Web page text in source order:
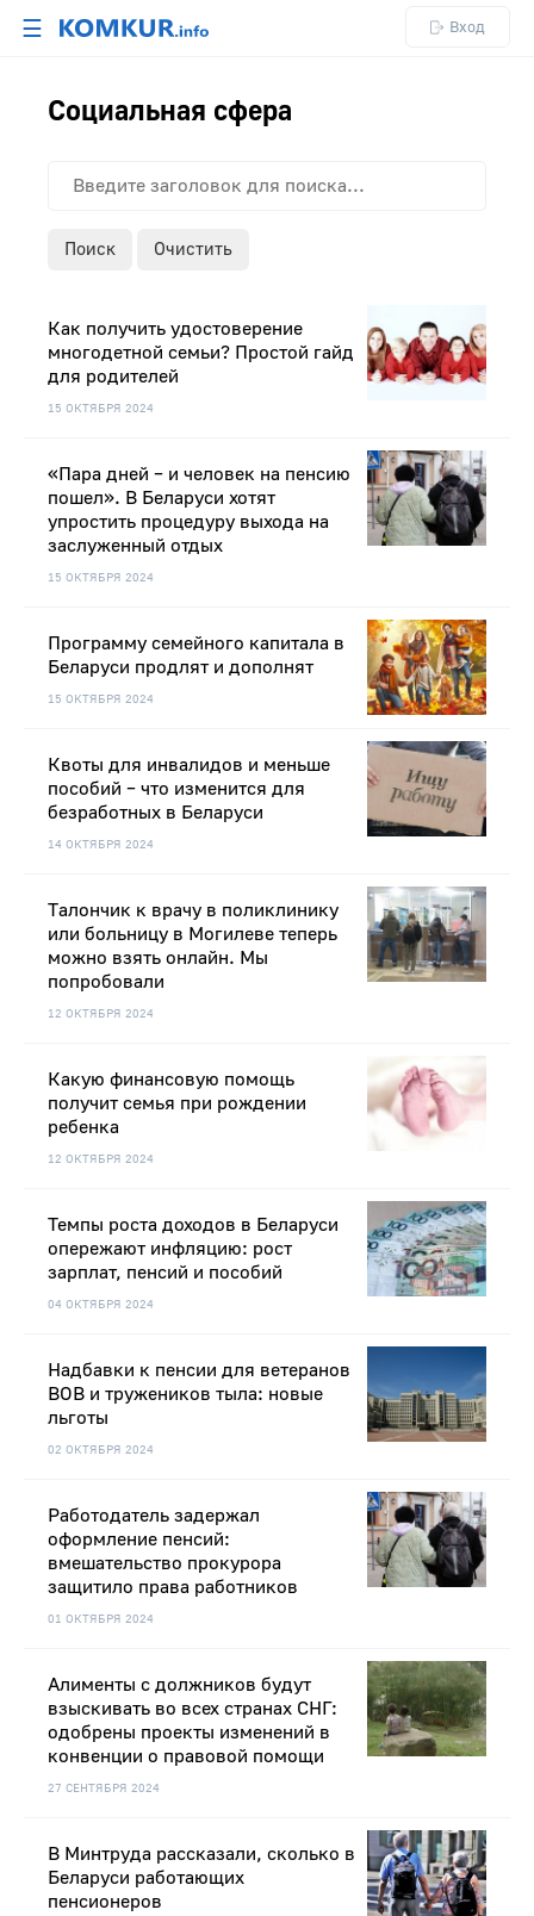
☰ Вход
Социальная сфера
Поиск Очистить
15 ОКТЯБРЯ 2024
Как получить удостоверение
многодетной семьи? Простой гайд
для родителей
15 ОКТЯБРЯ 2024
«Пара дней – и человек на пенсию
пошел». В Беларуси хотят
упростить процедуру выхода на
заслуженный отдых
15 ОКТЯБРЯ 2024
Программу семейного капитала в
Беларуси продлят и дополнят
14 ОКТЯБРЯ 2024
Квоты для инвалидов и меньше
пособий – что изменится для
безработных в Беларуси
12 ОКТЯБРЯ 2024
Талончик к врачу в поликлинику
или больницу в Могилеве теперь
можно взять онлайн. Мы
попробовали
12 ОКТЯБРЯ 2024
Какую финансовую помощь
получит семья при рождении
ребенка
04 ОКТЯБРЯ 2024
Темпы роста доходов в Беларуси
опережают инфляцию: рост
зарплат, пенсий и пособий
02 ОКТЯБРЯ 2024
Надбавки к пенсии для ветеранов
ВОВ и тружеников тыла: новые
льготы
01 ОКТЯБРЯ 2024
Работодатель задержал
оформление пенсий:
вмешательство прокурора
защитило права работников
27 СЕНТЯБРЯ 2024
Алименты с должников будут
взыскивать во всех странах СНГ:
одобрены проекты изменений в
конвенции о правовой помощи
В Минтруда рассказали, сколько в
Беларуси работающих
пенсионеров